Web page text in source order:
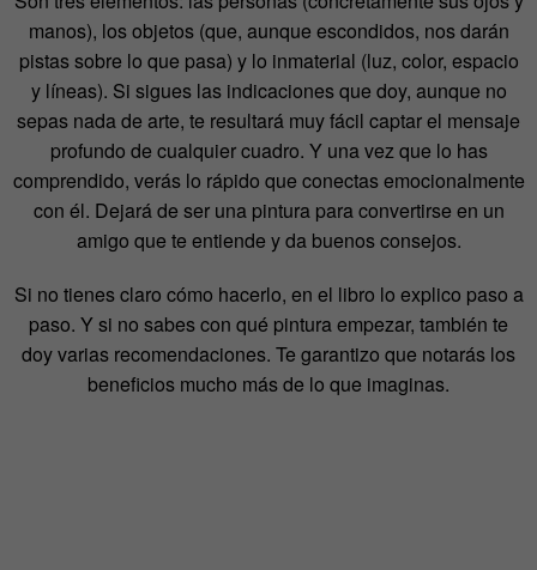
manos), los objetos (que, aunque escondidos, nos darán
pistas sobre lo que pasa) y lo inmaterial (luz, color, espacio
y líneas). Si sigues las indicaciones que doy, aunque no
sepas nada de arte, te resultará muy fácil captar el mensaje
profundo de cualquier cuadro. Y una vez que lo has
comprendido, verás lo rápido que conectas emocionalmente
con él. Dejará de ser una pintura para convertirse en un
amigo que te entiende y da buenos consejos.
Si no tienes claro cómo hacerlo, en el libro lo explico paso a
paso. Y si no sabes con qué pintura empezar, también te
doy varias recomendaciones. Te garantizo que notarás los
beneficios mucho más de lo que imaginas.